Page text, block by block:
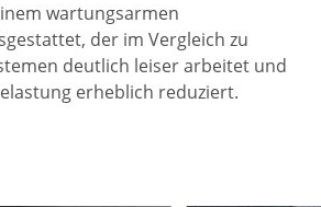
wartungsarmen
der im Vergleich zu
deutlich leiser arbeitet und
erheblich reduziert.